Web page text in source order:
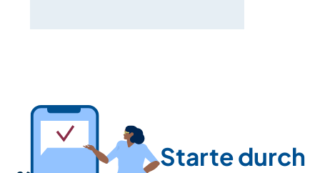
Starte durch